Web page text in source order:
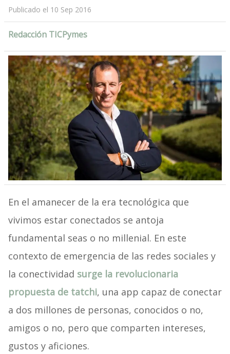
Publicado el 10 Sep 2016
Redacción TICPymes
En el amanecer de la era tecnológica que
vivimos estar conectados se antoja
fundamental seas o no millenial. En este
contexto de emergencia de las redes sociales y
la conectividad surge la revolucionaria
propuesta de tatchi, una app capaz de conectar
a dos millones de personas, conocidos o no,
amigos o no, pero que comparten intereses,
gustos y aficiones.